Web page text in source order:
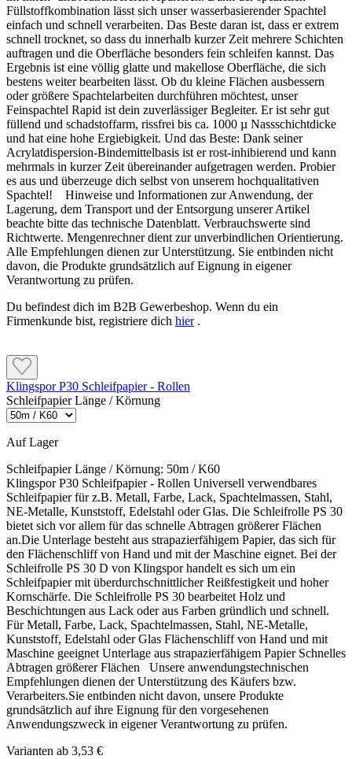
Verarbeitung
Vor Gebrauch gründlich aufrühren
Streichen, rollen oder spritzen
Bei Bedarf mit Caparol AF-Verdünner verdünnen
Zwischen den Beschichtungen anschleifen
Schleifstaub vollständig entfernen
Bedingungen
Mindesttemperatur: 5 °C
Günstiger Bereich: 10–25 °C
Relative Luftfeuchtigkeit: höchstens 80 %
Untergrund muss trocken und sauber sein
Trocknung bei 20 °C
Staubtrocken nach ca. 1 Stunde
Grifffest nach ca. 3–6 Stunden
Weiß mit Alkydharzlack überstreichbar nach ca. 3
Niedrigere Temperaturen, eine höhere Luftfeuchtigkeit und
größere Schichtdicken verlängern die Trocknung. Intensiv
getönte Varianten benötigen vor dem Überlackieren mit
Alkydharzlacken etwa sechs Stunden.
Häufige Fragen
Ist AllGrund auch der Decklack?
Nein. Capalac AllGrund schafft Haftung und
Korrosionsschutz. Anschließend wird normalerweise
ein geeigneter Weiß- oder Buntlack als
Schlussbeschichtung aufgetragen.
Muss Rost vorher entfernt werden?
Ja. Die Grundierung ist kein Rostumwandler. Eisen
und Stahl müssen vor dem Auftrag bis zum
erforderlichen Reinheitsgrad entrostet und entfettet
werden.
Beim Spritzen liegt der Richtverbrauch je nach Verfahren und
Bauteillage bei etwa 120–170 ml/m². Untergrund, Form, Kanten,
Werkzeug und Auftragsstärke beeinflussen den tatsächlichen
Materialbedarf. Exakte Werte lassen sich nur durch eine
Probebeschichtung ermitteln.
Verarbeitung und Trocknung
Verarbeitung
Vor Gebrauch gründlich aufrühren
Streichen, rollen oder spritzen
Bei Bedarf mit Caparol AF-Verdünner verdünnen
Zwischen den Beschichtungen anschleifen
Schleifstaub vollständig entfernen
Bedingungen
Mindesttemperatur: 5 °C
Günstiger Bereich: 10–25 °C
Trocknung bei 20 °C
Grifffest nach ca. 3–6 Stunden
Mit Wasserlacken überstreichbar nach mindestens 12
Stunden
Niedrigere Temperaturen, eine höhere Luftfeuchtigkeit und größere
Schichtdicken verlängern die Trocknung. Intensiv getönte Varianten
benötigen vor dem Überlackieren mit Alkydharzlacken etwa sechs
Stunden.
Häufige Fragen
Ist AllGrund auch der Decklack?
Nein. Capalac AllGrund schafft Haftung und
Korrosionsschutz. Anschließend wird normalerweise ein
geeigneter Weiß- oder Buntlack als Schlussbeschichtung
aufgetragen.
Füllstoffkombination lässt sich unser wasserbasierender Spachtel
einfach und schnell verarbeiten. Das Beste daran ist, dass er extrem
schnell trocknet, so dass du innerhalb kurzer Zeit mehrere Schichten
auftragen und die Oberfläche besonders fein schleifen kannst. Das
Ergebnis ist eine völlig glatte und makellose Oberfläche, die sich
bestens weiter bearbeiten lässt. Ob du kleine Flächen ausbessern
oder größere Spachtelarbeiten durchführen möchtest, unser
Feinspachtel Rapid ist dein zuverlässiger Begleiter. Er ist sehr gut
füllend und schadstoffarm, rissfrei bis ca. 1000 µ Nassschichtdicke
und hat eine hohe Ergiebigkeit. Und das Beste: Dank seiner
Acrylatdispersion-Bindemittelbasis ist er rost-inhibierend und kann
mehrmals in kurzer Zeit übereinander aufgetragen werden. Probier
es aus und überzeuge dich selbst von unserem hochqualitativen
Spachtel! Hinweise und Informationen zur Anwendung, der
Lagerung, dem Transport und der Entsorgung unserer Artikel
beachte bitte das technische Datenblatt. Verbrauchswerte sind
Richtwerte. Mengenrechner dient zur unverbindlichen Orientierung.
Alle Empfehlungen dienen zur Unterstützung. Sie entbinden nicht
davon, die Produkte grundsätzlich auf Eignung in eigener
Verantwortung zu prüfen.
Du befindest dich im B2B Gewerbeshop. Wenn du ein
Firmenkunde bist, registriere dich hier.
Klingspor P30 Schleifpapier - Rollen
Schleifpapier Länge / Körnung
Auf Lager
Schleifpapier Länge / Körnung: 50m / K60
Klingspor P30 Schleifpapier - Rollen Universell verwendbares
Schleifpapier für z.B. Metall, Farbe, Lack, Spachtelmassen, Stahl,
NE-Metalle, Kunststoff, Edelstahl oder Glas. Die Schleifrolle PS 30
bietet sich vor allem für das schnelle Abtragen größerer Flächen
an.Die Unterlage besteht aus strapazierfähigem Papier, das sich für
den Flächenschliff von Hand und mit der Maschine eignet. Bei der
Schleifrolle PS 30 D von Klingspor handelt es sich um ein
Schleifpapier mit überdurchschnittlicher Reißfestigkeit und hoher
Kornschärfe. Die Schleifrolle PS 30 bearbeitet Holz und
Beschichtungen aus Lack oder aus Farben gründlich und schnell.
Für Metall, Farbe, Lack, Spachtelmassen, Stahl, NE-Metalle,
Kunststoff, Edelstahl oder Glas Flächenschliff von Hand und mit
Maschine geeignet Unterlage aus strapazierfähigem Papier Schnelles
Abtragen größerer Flächen Unsere anwendungstechnischen
Empfehlungen dienen der Unterstützung des Käufers bzw.
Verarbeiters.Sie entbinden nicht davon, unsere Produkte
grundsätzlich auf ihre Eignung für den vorgesehenen
Anwendungszweck in eigener Verantwortung zu prüfen.
Varianten ab 3,53 €